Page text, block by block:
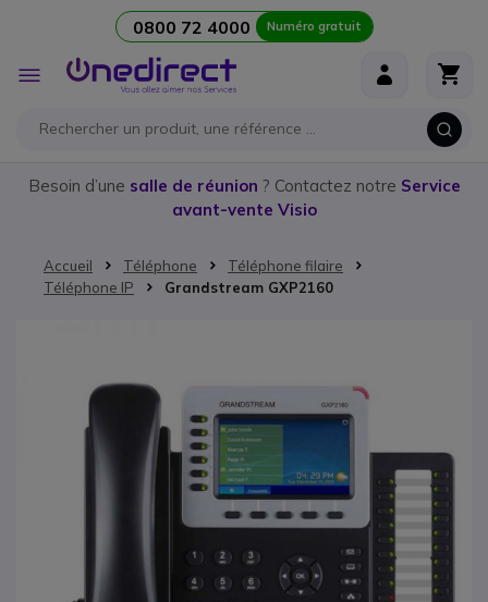
0800 72 4000 Numéro gratuit
Affichage
navigation
Besoin d’une salle de réunion ? Contactez notre Service
avant-vente Visio
Accueil Téléphone
Téléphone filaire
Téléphone IP
Grandstream GXP2160